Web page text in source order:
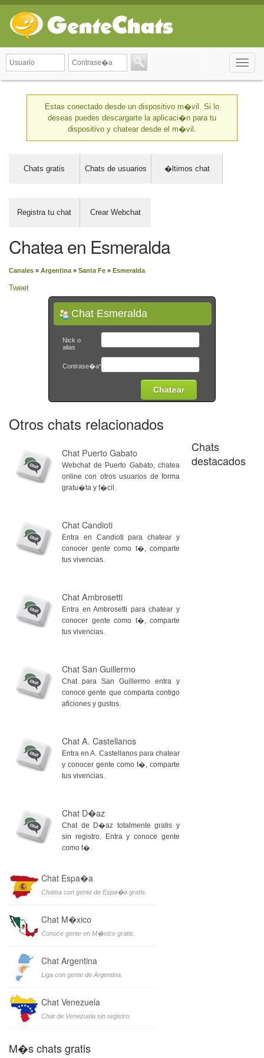
Toggle
Estas conectado desde un dispositivo m�vil. Si lo
deseas puedes descargarte la aplicaci�n para tu
dispositivo y chatear desde el m�vil.
Chats gratis Chats de usuarios �ltimos chat
Registra tu chat Crear Webchat
Chatea en Esmeralda
Canales » Argentina » Santa Fe » Esmeralda
Tweet
Chat Esmeralda
Nick o
alias
Contrase�a*
Otros chats relacionados
Chat Puerto Gabato
Webchat de Puerto Gabato, chatea
online con otros usuarios de forma
gratu�ta y f�cil.
Chat Candioti
Entra en Candioti para chatear y
conocer gente como t�, comparte
tus vivencias.
Chat Ambrosetti
Entra en Ambrosetti para chatear y
conocer gente como t�, comparte
tus vivencias.
Chat San Guillermo
Chat para San Guillermo entra y
conoce gente que comparta contigo
aficiones y gustos.
Chat A. Castellanos
Entra en A. Castellanos para chatear
y conocer gente como t�, comparte
tus vivencias.
Chat D�az
Chat de D�az totalmente gratis y
sin registro. Entra y conoce gente
como t�.
Chats
destacados
Chat Espa�a
Chatea con gente de Espa�a gratis.
Chat M�xico
Conoce gente en M�xico gratis.
Chat Argentina
Liga con gente de Argentina.
Chat Venezuela
Chat de Venezuela sin registro.
M�s chats gratis